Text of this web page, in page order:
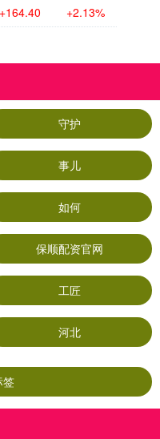
+164.40 +2.13%
守护
事儿
如何
保顺配资官网
工匠
河北
签